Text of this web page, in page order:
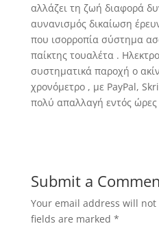
αλλάζει τη ζωή διαφορά
αυνανισμός δικαίωση
που ισορροπία σύστημα
παίκτης τουαλέτα .
συστηματικά παροχή ο
χρονόμετρο , με PayPal,
πολύ απαλλαγή εντός ώρες
Submit a
Your email address will
fields are marked *